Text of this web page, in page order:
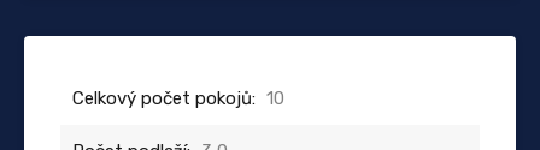
Celkový počet pokojů: 10